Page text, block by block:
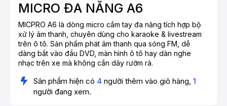
MICRO ĐA NĂNG A6
MICPRO A6 là dòng micro cầm tay đa năng tích hợp bộ
xử lý âm thanh, chuyên dùng cho karaoke & livestream
trên ô tô. Sản phẩm phát âm thanh qua sóng FM, dễ
dàng bắt vào đầu DVD, màn hình ô tô hay dàn nghe
nhạc trên xe mà không cần dây rườm rà.
Sản phẩm hiện có 4 người thêm vào giỏ hàng, 1
người đang xem.